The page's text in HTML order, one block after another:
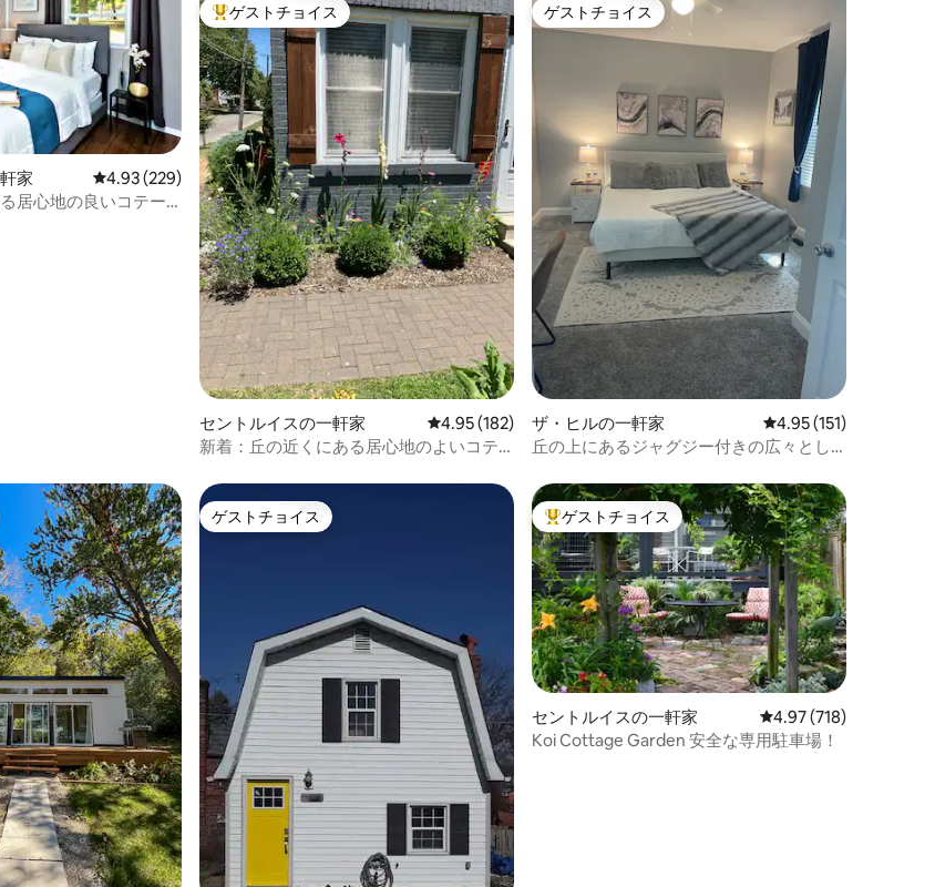
の平均評価
家 レビュー229件、5つ星中4.93つ星の平均評価
4.93 (229)
居心地の良いコテー
大好評のゲストチョイスです。
ゲストチョイス
セントルイスの一軒家 レビュー182件、5つ星中4.95つ星の平均評価
4.95 (182)
新着：丘の近くにある居心地のよいコテ
ゲストチョイス
ゲストチョイス
ザ・ヒルの一軒家 レビュー151件、5つ
4.95 (151)
丘の上にあるジャグジー付きの広々とし
ゲストチョイス
ゲストチョイス 大好評のゲストチョイスです。
ゲストチョイス
セントルイスの一軒家 レビュー718件、5つ
4.97 (718)
Koi Cottage Garden 安全な専用駐車場！